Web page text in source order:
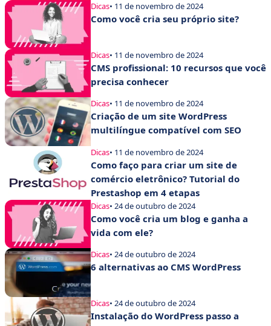
Dicas• 11 de novembro de 2024
Como você cria seu próprio site?
Dicas• 11 de novembro de 2024
CMS profissional: 10 recursos que você
precisa conhecer
Dicas• 11 de novembro de 2024
Criação de um site WordPress
multilíngue compatível com SEO
Dicas• 11 de novembro de 2024
Como faço para criar um site de
comércio eletrônico? Tutorial do
Prestashop em 4 etapas
Dicas• 24 de outubro de 2024
Como você cria um blog e ganha a
vida com ele?
Dicas• 24 de outubro de 2024
6 alternativas ao CMS WordPress
Dicas• 24 de outubro de 2024
Instalação do WordPress passo a